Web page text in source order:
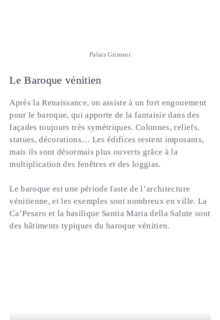
Palais Grimani
Le Baroque vénitien
Après la Renaissance, on assiste à un fort engouement
pour le baroque, qui apporte de la fantaisie dans des
façades toujours très symétriques. Colonnes, reliefs,
statues, décorations… Les édifices restent imposants,
mais ils sont désormais plus ouverts grâce à la
multiplication des fenêtres et des loggias.
Le baroque est une période faste de l’architecture
vénitienne, et les exemples sont nombreux en ville. La
Ca’Pesaro et la basilique Santia Maria della Salute sont
des bâtiments typiques du baroque vénitien.